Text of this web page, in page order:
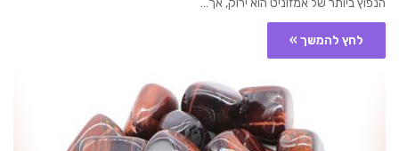
הנפוץ ביותר של אמזוניט הוא ירוק, אך…
לחץ להמשך »